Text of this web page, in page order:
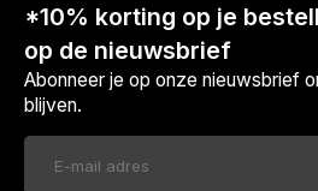
*10% korting op je
op de nieuwsbrief
Abonneer je op onze nieuwsbrief
blijven.